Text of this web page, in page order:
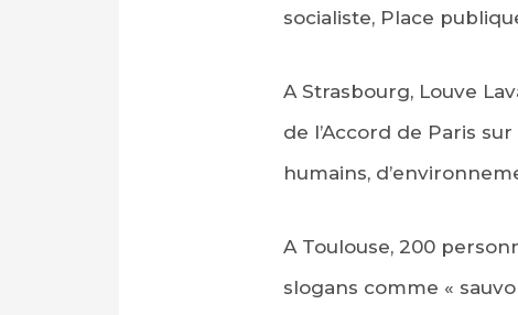
socialiste, Place
A Strasbourg, Louve
de l’Accord de Paris
humains,
A Toulouse, 200
slogans comme «